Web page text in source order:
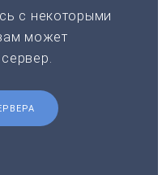
с некоторыми
может